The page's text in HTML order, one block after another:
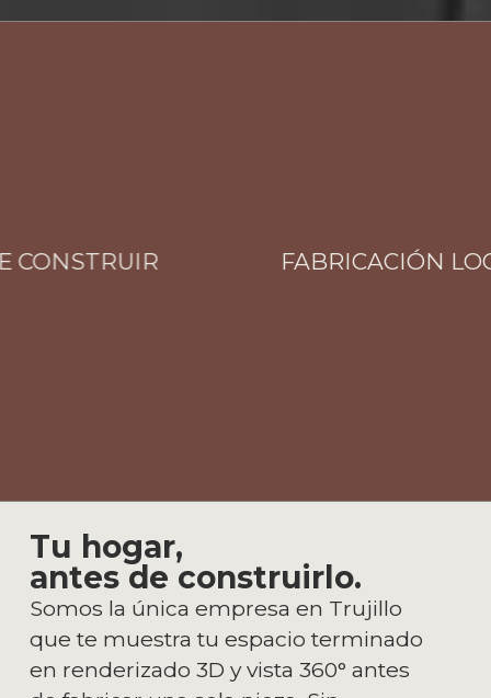
FABRICACIÓN LOCAL
Tu hogar,
antes de construirlo.
Somos la única empresa en Trujillo
que te muestra tu espacio terminado
en renderizado 3D y vista 360° antes